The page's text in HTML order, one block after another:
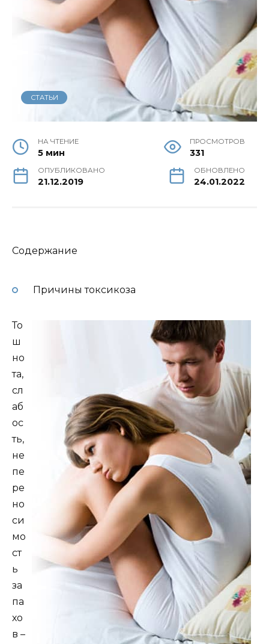
СТАТЬИ
НА ЧТЕНИЕ
5 мин
ПРОСМОТРОВ
331
ОПУБЛИКОВАНО
21.12.2019
ОБНОВЛЕНО
24.01.2022
Содержание
Причины токсикоза
То
ш
но
та,
сл
аб
ос
ть,
не
пе
ре
но
си
мо
ст
ь
за
па
хо
в –